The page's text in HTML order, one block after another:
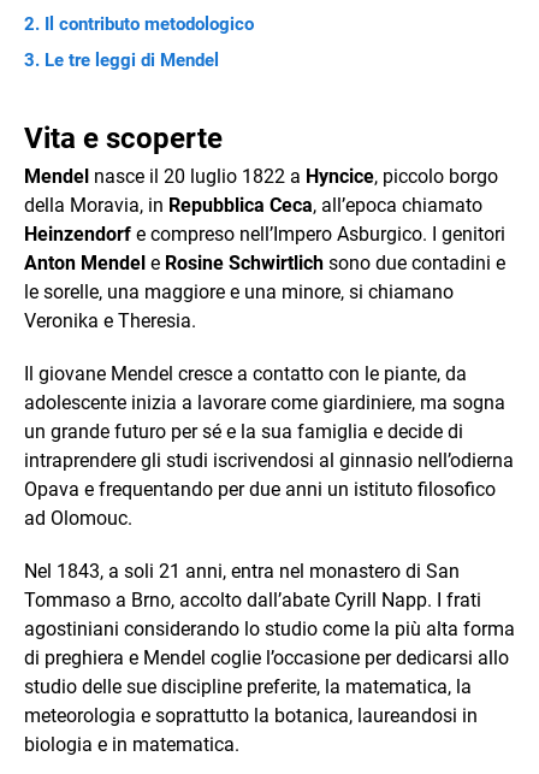
Il contributo metodologico
Le tre leggi di Mendel
Vita e scoperte
Mendel nasce il 20 luglio 1822 a Hyncice, piccolo borgo
della Moravia, in Repubblica Ceca, all’epoca chiamato
Heinzendorf e compreso nell’Impero Asburgico. I genitori
Anton Mendel e Rosine Schwirtlich sono due contadini e
le sorelle, una maggiore e una minore, si chiamano
Veronika e Theresia.
Il giovane Mendel cresce a contatto con le piante, da
adolescente inizia a lavorare come giardiniere, ma sogna
un grande futuro per sé e la sua famiglia e decide di
intraprendere gli studi iscrivendosi al ginnasio nell’odierna
Opava e frequentando per due anni un istituto filosofico
ad Olomouc.
Nel 1843, a soli 21 anni, entra nel monastero di San
Tommaso a Brno, accolto dall’abate Cyrill Napp. I frati
agostiniani considerando lo studio come la più alta forma
di preghiera e Mendel coglie l’occasione per dedicarsi allo
studio delle sue discipline preferite, la matematica, la
meteorologia e soprattutto la botanica, laureandosi in
biologia e in matematica.